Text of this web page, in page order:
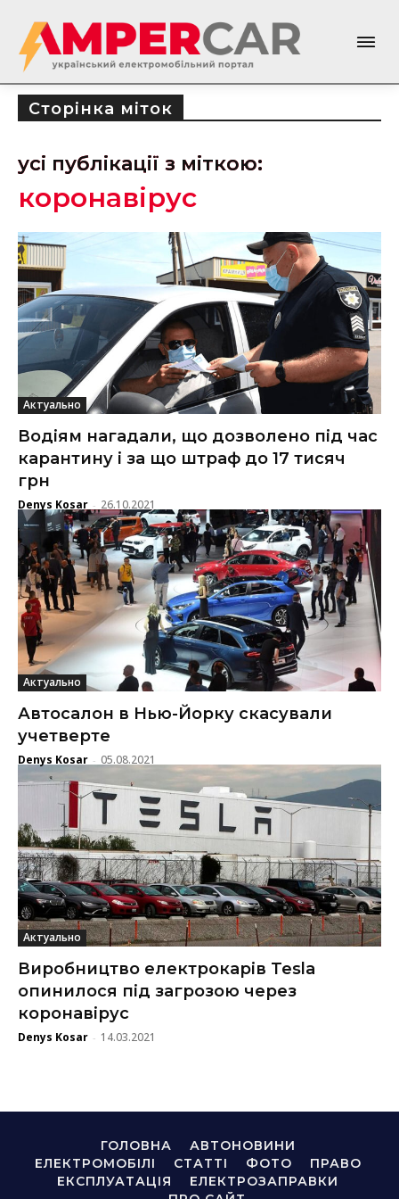
Сторінка міток
усі публікації з міткою:
коронавірус
Актуально
Водіям нагадали, що дозволено під час
карантину і за що штраф до 17 тисяч
грн
Denys Kosar - 26.10.2021
Актуально
Автосалон в Нью-Йорку скасували
учетверте
Denys Kosar - 05.08.2021
Актуально
Виробництво електрокарів Tesla
опинилося під загрозою через
коронавірус
Denys Kosar - 14.03.2021
ГОЛОВНА
АВТОНОВИНИ
ЕЛЕКТРОМОБІЛІ
СТАТТІ ФОТО
ПРАВО
ЕКСПЛУАТАЦІЯ
ЕЛЕКТРОЗАПРАВКИ